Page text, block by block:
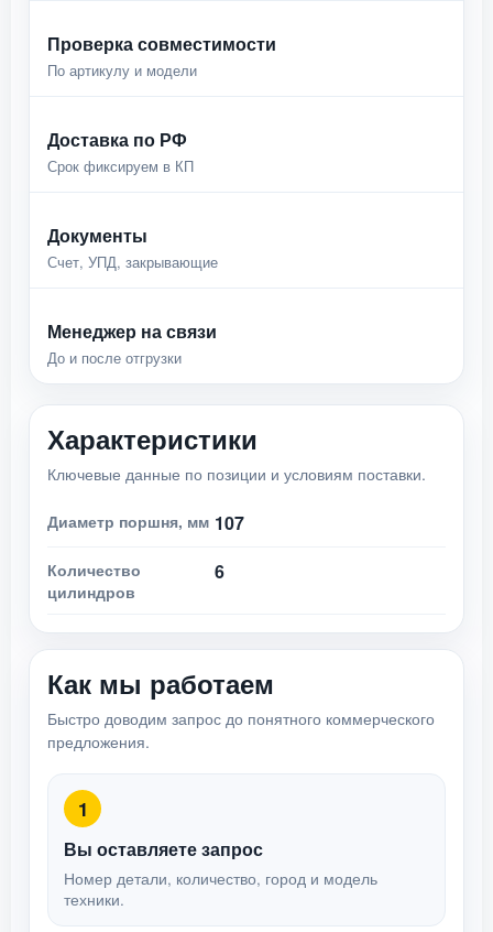
Проверка совместимости
По артикулу и модели
Доставка по РФ
Срок фиксируем в КП
Документы
Счет, УПД, закрывающие
Менеджер на связи
До и после отгрузки
Характеристики
Ключевые данные по позиции и условиям поставки.
Диаметр поршня, мм 107
Количество
цилиндров
6
Как мы работаем
Быстро доводим запрос до понятного коммерческого
предложения.
1
Вы оставляете запрос
Номер детали, количество, город и модель
техники.